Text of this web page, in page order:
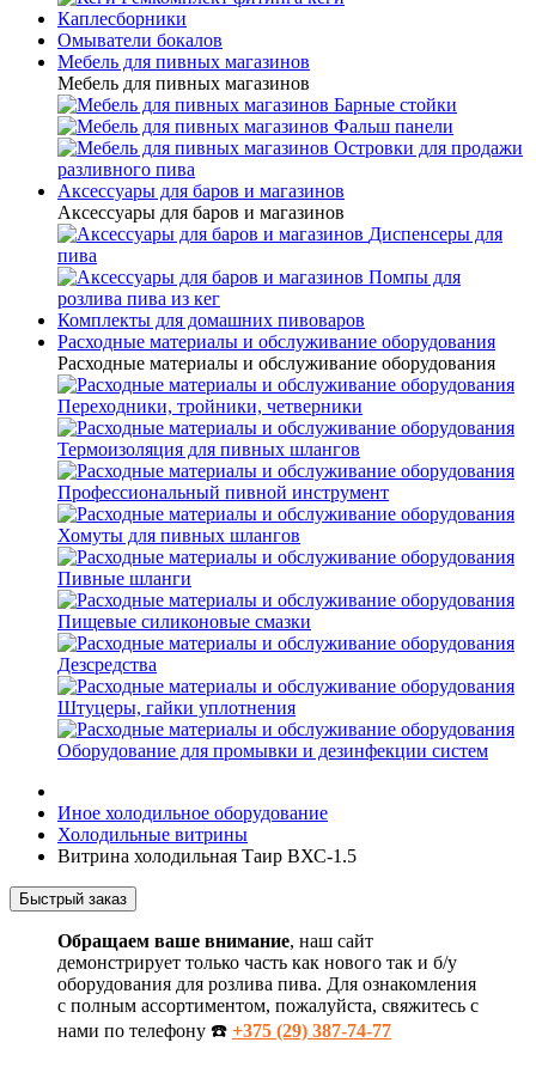
Каплесборники
Омыватели бокалов
Мебель для пивных магазинов
Мебель для пивных магазинов
Барные стойки
Фальш панели
Островки для продажи
разливного пива
Аксессуары для баров и магазинов
Аксессуары для баров и магазинов
Диспенсеры для
пива
Помпы для
розлива пива из кег
Комплекты для домашних пивоваров
Расходные материалы и обслуживание оборудования
Расходные материалы и обслуживание оборудования
Переходники, тройники, четверники
Термоизоляция для пивных шлангов
Профессиональный пивной инструмент
Хомуты для пивных шлангов
Пивные шланги
Пищевые силиконовые смазки
Дезсредства
Штуцеры, гайки уплотнения
Оборудование для промывки и дезинфекции систем
Иное холодильное оборудование
Холодильные витрины
Витрина холодильная Таир ВХС-1.5
Быстрый заказ
Обращаем ваше внимание, наш сайт
демонстрирует только часть как нового так и б/у
оборудования для розлива пива. Для ознакомления
с полным ассортиментом, пожалуйста, свяжитесь с
нами по телефону ☎️ +375 (29) 387-74-77